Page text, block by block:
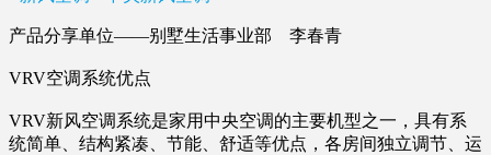
产品分享单位——别墅生活事业部 李春青
VRV空调系统优点
VRV新风空调系统是家用中央空调的主要机型之一，具有系
统简单、结构紧凑、节能、舒适等优点，各房间独立调节、运